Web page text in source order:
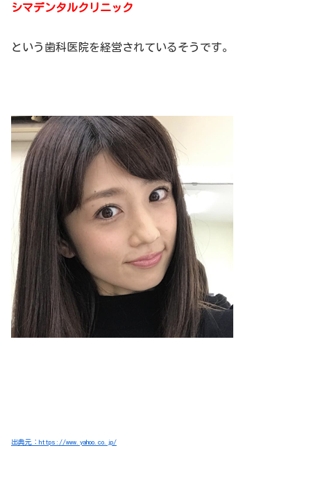
シマデンタルクリニック
という歯科医院を経営されているそうです。
出典元：https://www.yahoo.co.jp/